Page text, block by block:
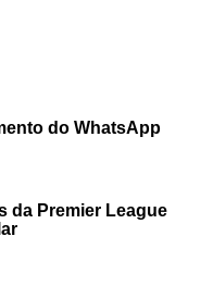
do WhatsApp
da Premier League